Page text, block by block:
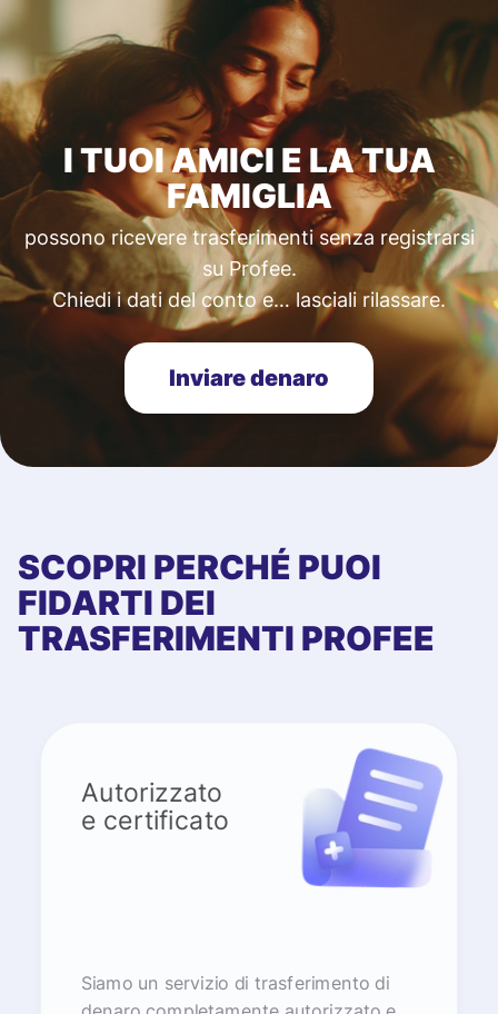
I TUOI AMICI E LA TUA
FAMIGLIA
possono ricevere trasferimenti senza registrarsi
su Profee.
Chiedi i dati del conto e… lasciali rilassare.
Inviare denaro
SCOPRI PERCHÉ PUOI
FIDARTI DEI
TRASFERIMENTI PROFEE
Autorizzato
e certificato
Siamo un servizio di trasferimento di